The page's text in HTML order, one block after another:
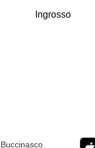
Ingrosso